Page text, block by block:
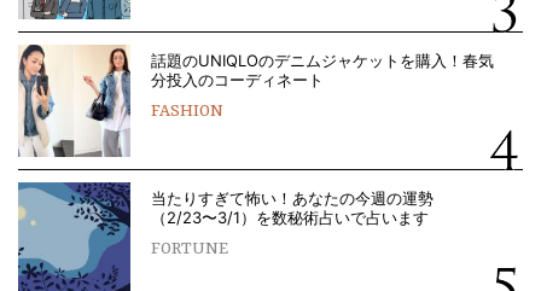
話題のUNIQLOのデニムジャケットを購入！春気
分投入のコーディネート
FASHION
当たりすぎて怖い！あなたの今週の運勢
（2/23〜3/1）を数秘術占いで占います
FORTUNE